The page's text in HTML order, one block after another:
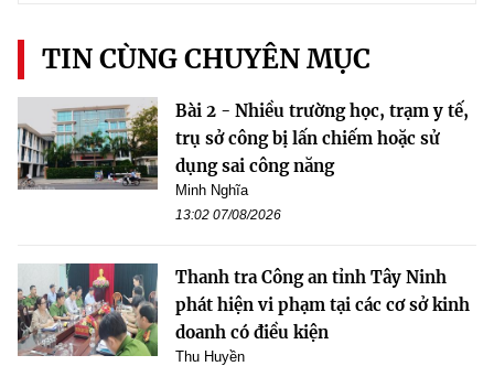
TIN CÙNG CHUYÊN MỤC
Bài 2 - Nhiều trường học, trạm y tế,
trụ sở công bị lấn chiếm hoặc sử
dụng sai công năng
Minh Nghĩa
13:02 07/08/2026
Thanh tra Công an tỉnh Tây Ninh
phát hiện vi phạm tại các cơ sở kinh
doanh có điều kiện
Thu Huyền